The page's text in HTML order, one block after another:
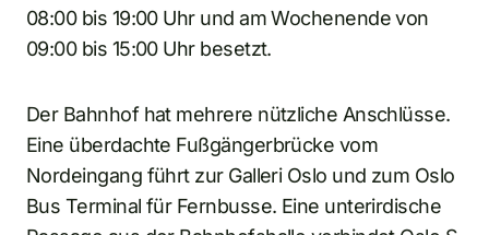
08:00 bis 19:00 Uhr und am Wochenende von
09:00 bis 15:00 Uhr besetzt.
Der Bahnhof hat mehrere nützliche Anschlüsse.
Eine überdachte Fußgängerbrücke vom
Nordeingang führt zur Galleri Oslo und zum Oslo
Bus Terminal für Fernbusse. Eine unterirdische